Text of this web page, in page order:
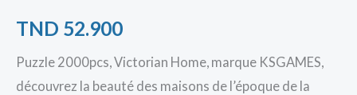
TND 52.900
Puzzle 2000pcs, Victorian Home, marque KSGAMES,
découvrez la beauté des maisons de l’époque de la